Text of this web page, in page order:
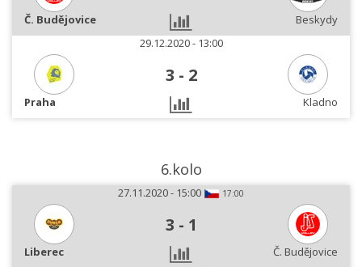
Č. Budějovice
Beskydy
29.12.2020 - 13:00
3 - 2
Praha Kladno
6.kolo
27.11.2020 - 15:00 17:00
3 - 1
Liberec
Č. Budějovice